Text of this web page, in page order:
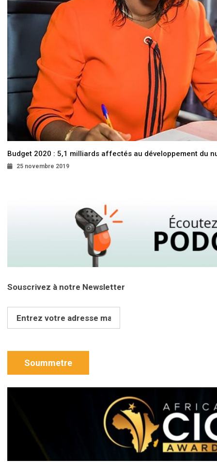
Budget 2020 : 5,1 milliards affectés au développement du
25 novembre 2019
Souscrivez à notre Newsletter